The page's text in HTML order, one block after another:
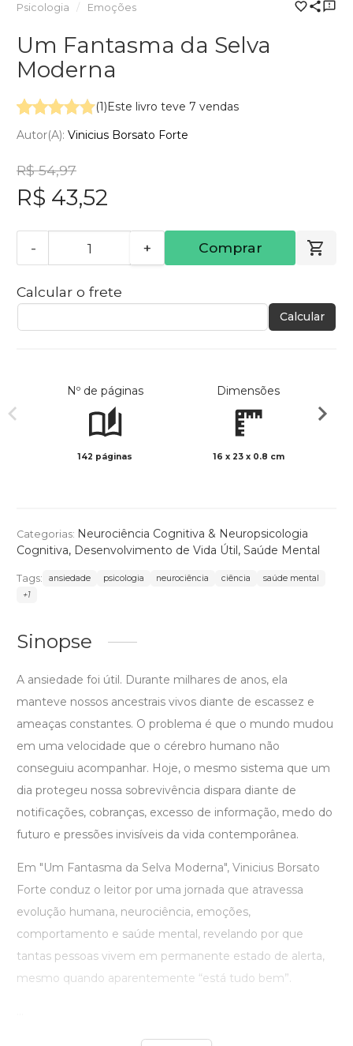
Psicologia Emoções
Um Fantasma da Selva
Moderna
(1)Este livro teve 7 vendas
Autor(a): Vinicius Borsato Forte
R$ 54,97
R$ 43,52
- + Comprar
Calcular o frete
Calcular
Nº de páginas
142 páginas
Dimensões
16 x 23 x 0.8 cm
Categorias: Neurociência Cognitiva & Neuropsicologia
Cognitiva, Desenvolvimento de Vida Útil, Saúde Mental
Tags: ansiedade psicologia neurociência ciência
saúde mental
+1
Sinopse
A ansiedade foi útil. Durante milhares de anos, ela
manteve nossos ancestrais vivos diante de escassez e
ameaças constantes. O problema é que o mundo mudou
em uma velocidade que o cérebro humano não
conseguiu acompanhar. Hoje, o mesmo sistema que um
dia protegeu nossa sobrevivência dispara diante de
notificações, cobranças, excesso de informação, medo do
futuro e pressões invisíveis da vida contemporânea.
Em "Um Fantasma da Selva Moderna", Vinicius Borsato
Forte conduz o leitor por uma jornada que atravessa
evolução humana, neurociência, emoções,
comportamento e saúde mental, revelando por que
tantas pessoas vivem em permanente estado de alerta,
mesmo quando aparentemente “está tudo bem”.